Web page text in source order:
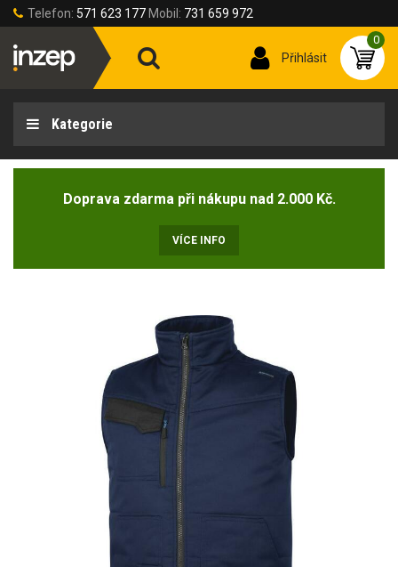
Telefon: 571 623 177 Mobil: 731 659 972
Přihlásit
0
Kategorie
Doprava zdarma při nákupu nad 2.000 Kč.
VÍCE INFO